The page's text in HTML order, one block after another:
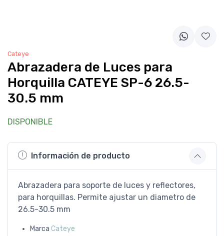
Cateye
Abrazadera de Luces para
Horquilla CATEYE SP-6 26.5-
30.5 mm
DISPONIBLE
Información de producto
Abrazadera para soporte de luces y reflectores,
para horquillas. Permite ajustar un diametro de
26.5-30.5 mm
Marca Cateye